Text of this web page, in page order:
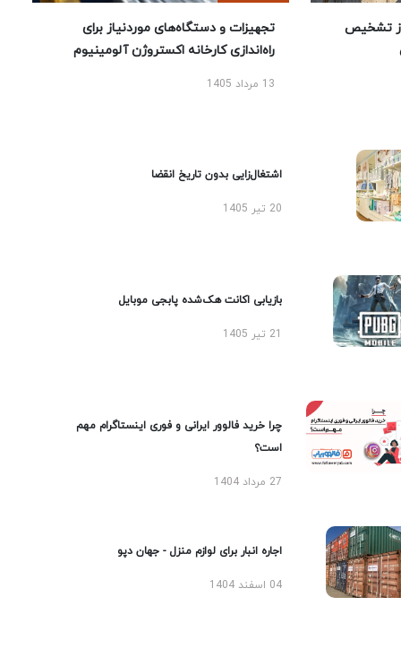
تشخیص
تجهیزات و دستگاه‌های موردنیاز برای
راه‌اندازی کارخانه اکستروژن آلومینیوم
13 مرداد 1405
اشتغال‌زایی بدون تاریخ انقضا
20 تیر 1405
بازیابی اکانت هک‌شده پابجی موبایل
چرا خرید فالوور ایرانی و فوری اینستاگرام مهم
است؟
27 مرداد 1404
اجاره انبار برای لوازم منزل - جهان دپو
04 اسفند 1404